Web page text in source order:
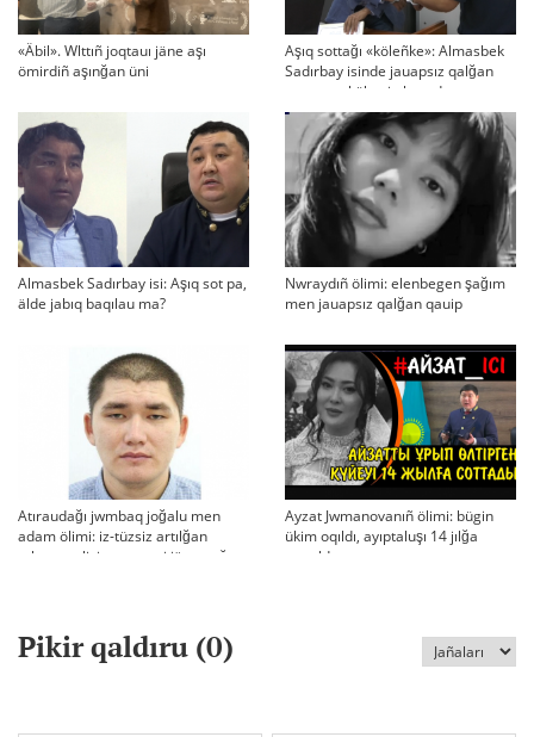
«Äbil». Wlttıñ joqtauı jäne aşı
ömirdiñ aşınğan üni
Aşıq sottağı «köleñke»: Almasbek
Sadırbay isinde jauapsız qalğan
swraqtar köbeyip baradı
Almasbek Sadırbay isi: Aşıq sot pa,
älde jabıq baqılau ma?
Nwraydıñ ölimi: elenbegen şağım
men jauapsız qalğan qauip
Atıraudağı jwmbaq joğalu men
adam ölimi: iz-tüzsiz artılğan
otbası, policiya tergeui jäne qoğam
Ayzat Jwmanovanıñ ölimi: bügin
ükim oqıldı, ayıptaluşı 14 jılğa
sottaldı
Pikir qaldıru (0)